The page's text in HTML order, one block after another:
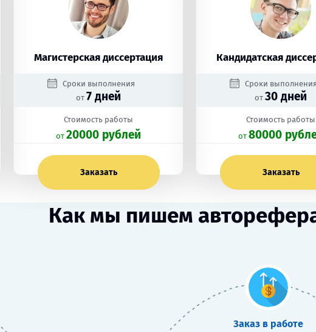
Магистерская диссертация
Сроки выполнения
от 7 дней
Стоимость работы
oт 20000 рублей
Заказать
Кандидатская
Сроки выполнения
от 30 дней
Стоимость работы
oт 80000
Заказать
Как мы пишем
Заказ в работе